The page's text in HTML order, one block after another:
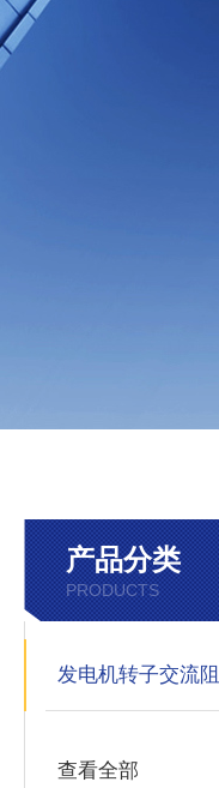
产品分类
PRODUCTS
查看全部